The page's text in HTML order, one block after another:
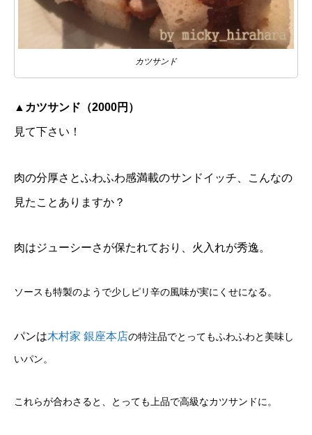
カツサンド
▲カツサンド（2000円）
見て下さい！
肉の分厚さとふわふわ感満載のサンドイッチ、こんなの
見たことありますか？
肉はジューシーさが保たれており、火入れが秀逸。
ソースも特製のようで少しピリ辛の風味が実にくせになる。
パンは木村家 銀座本店の特注品でとってもふわふわと美味し
いパン。
これらが合わさると、とっても上品で高級なカツサンドに。